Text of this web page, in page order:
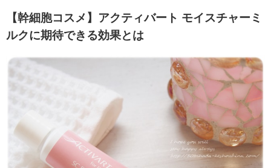
【幹細胞コスメ】アクティバート モイスチャーミ
ルクに期待できる効果とは